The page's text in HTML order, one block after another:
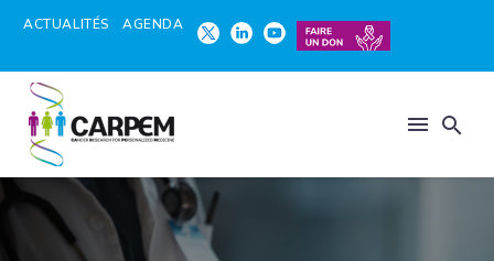
ACTUALITÉS AGENDA